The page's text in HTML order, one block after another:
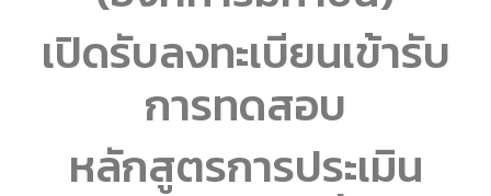
เปิดรับลงทะเบียนเข้ารับ
การทดสอบ
หลักสูตรการประเมิน